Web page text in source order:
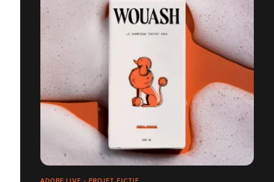
ADOBE LIVE - PROJET FICTIF